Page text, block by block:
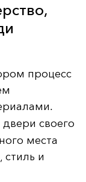
процесс
своего
места
стиль и